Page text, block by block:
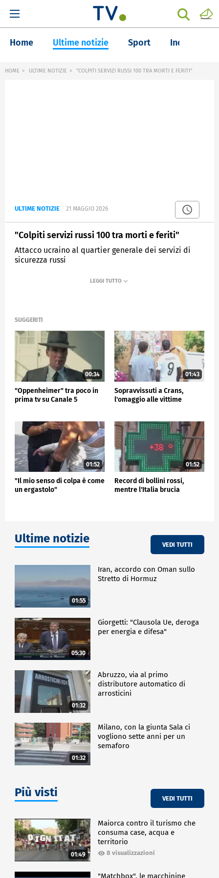
Home Ultime notizie Sport Inchieste
HOME ULTIME NOTIZIE "COLPITI SERVIZI RUSSI 100 TRA MORTI E FERITI"
ULTIME NOTIZIE 21 MAGGIO 2026
"Colpiti servizi russi 100 tra morti e feriti"
Attacco ucraino al quartier generale dei servizi di
sicurezza russi
SUGGERITI
00:34
"Oppenheimer" tra poco in
prima tv su Canale 5
01:43
Sopravvissuti a Crans,
l'omaggio alle vittime
01:52
"Il mio senso di colpa è come
un ergastolo"
01:52
Record di bollini rossi,
mentre l'Italia brucia
Ultime notizie VEDI TUTTI
01:55
Iran, accordo con Oman sullo
Stretto di Hormuz
05:30
Giorgetti: "Clausola Ue, deroga
per energia e difesa"
01:32
Abruzzo, via al primo
distributore automatico di
arrosticini
01:32
Milano, con la giunta Sala ci
vogliono sette anni per un
semaforo
Più visti VEDI TUTTI
01:49
Maiorca contro il turismo che
consuma case, acqua e
territorio
8 visualizzazioni
"Matchbox", le macchinine